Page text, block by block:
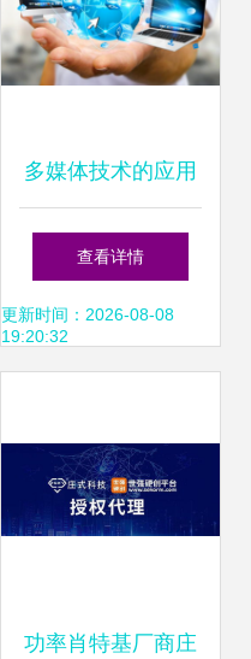
多媒体技术的应用
领域 信息科技领域
的技术开发探索
查看详情
更新时间：2026-08-08
19:20:32
功率肖特基厂商庄